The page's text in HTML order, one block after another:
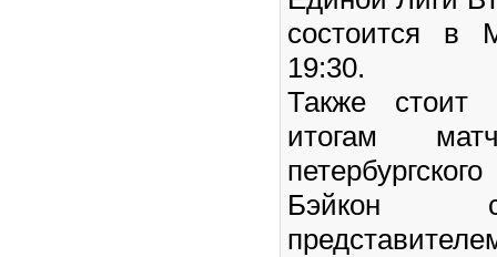
состоится в
19:30.
Также стоит
итогам
Бэйкон